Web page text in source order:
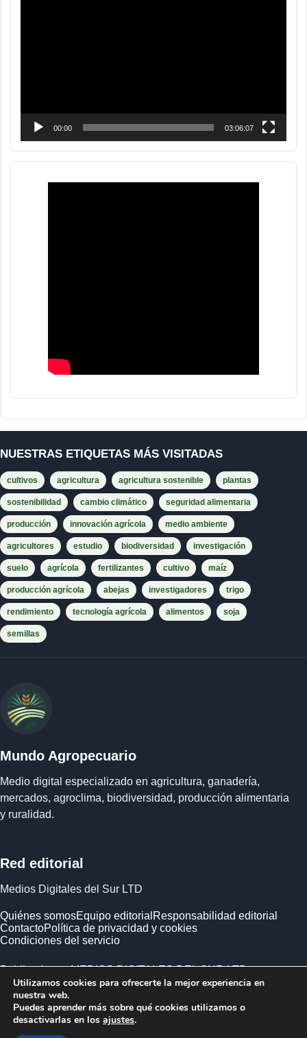
00:00 03:06:07
NUESTRAS ETIQUETAS MÁS VISITADAS
cultivos agricultura agricultura sostenible plantas
sostenibilidad cambio climático seguridad alimentaria
producción innovación agrícola medio ambiente
agricultores estudio biodiversidad investigación
suelo agrícola fertilizantes cultivo maíz
producción agrícola abejas investigadores trigo
rendimiento tecnología agrícola alimentos soja
semillas
Mundo Agropecuario
Medio digital especializado en agricultura, ganadería,
mercados, agroclima, biodiversidad, producción alimentaria
y ruralidad.
Red editorial
Medios Digitales del Sur LTD
Quiénes somosEquipo editorial Responsabilidad editorial
ContactoPolítica de privacidad y cookies
Condiciones del servicio
Publicado por MEDIOS DIGITALES DEL SUR LTD ·
Empresa registrada en Inglaterra y Gales.
Utilizamos cookies para ofrecerte la mejor experiencia en
nuestra web.
Puedes aprender más sobre qué cookies utilizamos o
desactivarlas en los ajustes.